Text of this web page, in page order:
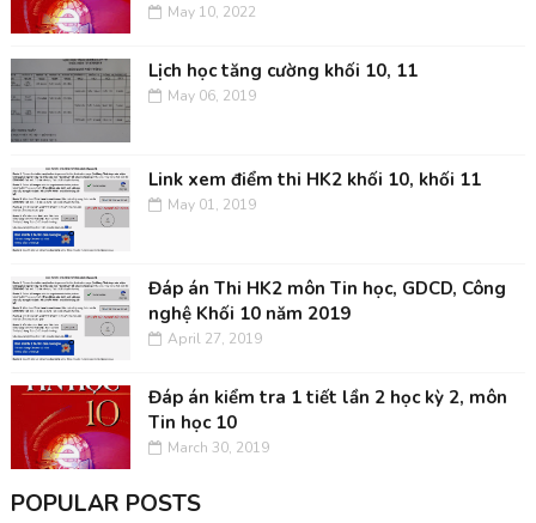
May 10, 2022
Lịch học tăng cường khối 10, 11
May 06, 2019
Link xem điểm thi HK2 khối 10, khối 11
May 01, 2019
Đáp án Thi HK2 môn Tin học, GDCD, Công
nghệ Khối 10 năm 2019
April 27, 2019
Đáp án kiểm tra 1 tiết lần 2 học kỳ 2, môn
Tin học 10
March 30, 2019
POPULAR POSTS